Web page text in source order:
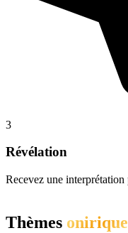
3
Révélation
Recevez une interprétation
Thèmes